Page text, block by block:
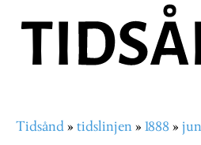
hovedinnhold
Navigasjonssti
Tidsånd tidslinjen 1888